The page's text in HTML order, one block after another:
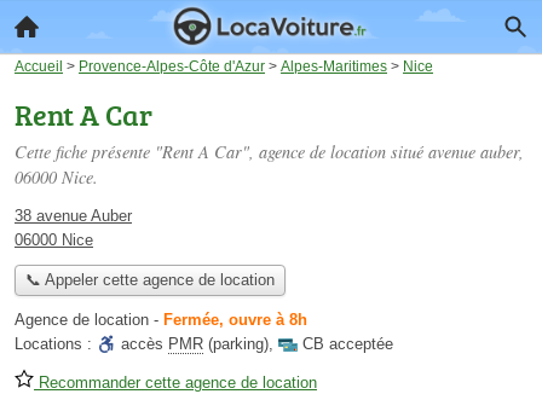
Accueil > Provence-Alpes-Côte d'Azur > Alpes-Maritimes > Nice
Rent A Car
Cette fiche présente "Rent A Car", agence de location situé avenue auber,
06000 Nice.
38 avenue Auber
06000 Nice
📞 Appeler cette agence de location
Agence de location - Fermée, ouvre à 8h
Locations :
accès PMR (parking), CB acceptée
Recommander cette agence de location